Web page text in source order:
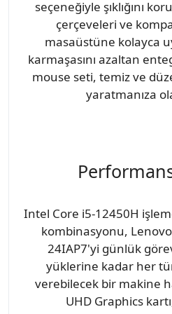
seçeneğiyle şıklığını
çerçeveleri ve
masaüstüne kolayca
karmaşasını azaltan
mouse seti, temiz ve
yaratmanıza
Intel Core i5-12450H
kombinasyonu,
24IAP7'yi günlük
yüklerine kadar her
verebilecek bir makine
UHD Graphics